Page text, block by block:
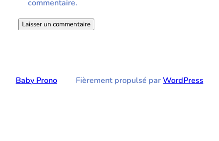
commentaire.
Baby Prono Fièrement propulsé parWordPress